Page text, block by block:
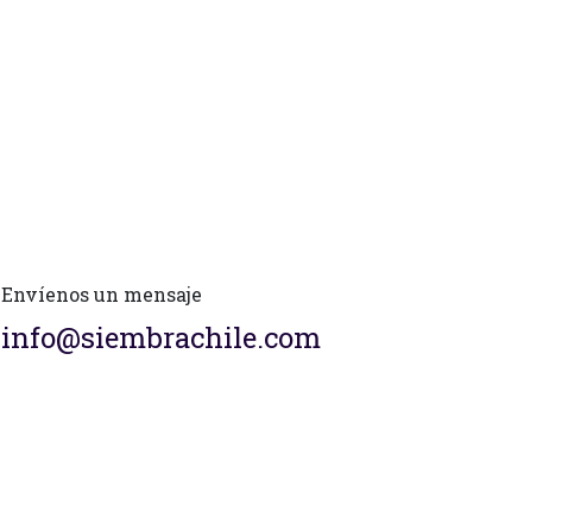
Envíenos un mensaje
info@siembrachile.com